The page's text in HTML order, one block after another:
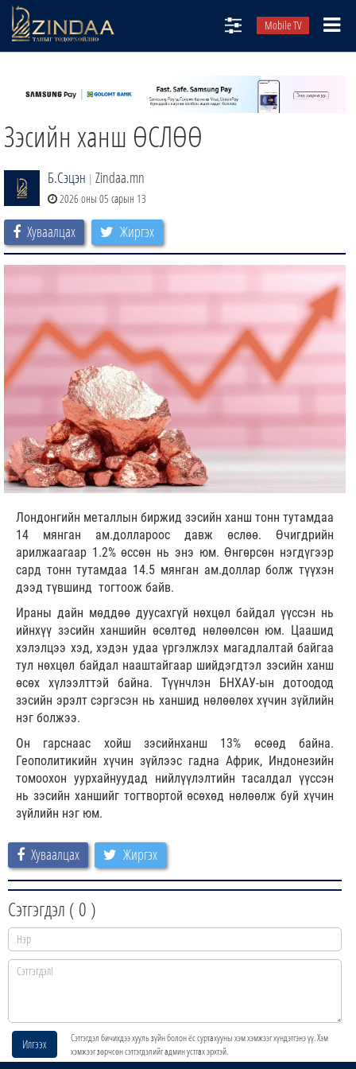
Mobile TV
ТВ8
ӨГЛӨӨНИЙ СОНИН
ЗИНДАА СЭТГҮҮЛ
Зэсийн ханш ӨСЛӨӨ
Б.Сэцэн | Zindaa.mn
2026 оны 05 сарын 13
Хуваалцах Жиргэх
Лондонгийн металлын биржид зэсийн ханш тонн тутамдаа
14 мянган ам.доллароос давж өслөө. Өчигдрийн
арилжаагаар 1.2% өссөн нь энэ юм. Өнгөрсөн нэгдүгээр
сард тонн тутамдаа 14.5 мянган ам.доллар болж түүхэн
дээд түвшинд тогтоож байв.
Ираны дайн мөддөө дуусахгүй нөхцөл байдал үүссэн нь
ийнхүү зэсийн ханшийн өсөлтөд нөлөөлсөн юм. Цаашид
хэлэлцээ хэд, хэдэн удаа үргэлжлэх магадлалтай байгаа
тул нөхцөл байдал нааштайгаар шийдэгдтэл зэсийн ханш
өсөх хүлээлттэй байна. Түүнчлэн БНХАУ-ын дотоодод
зэсийн эрэлт сэргэсэн нь ханшид нөлөөлөх хүчин зүйлийн
нэг болжээ.
Он гарснаас хойш зэсийнханш 13% өсөөд байна.
Геополитикийн хүчин зүйлээс гадна Африк, Индонезийн
томоохон уурхайнуудад нийлүүлэлтийн тасалдал үүссэн
нь зэсийн ханшийг тогтвортой өсөхөд нөлөөлж буй хүчин
зүйлийн нэг юм.
Хуваалцах Жиргэх
Сэтгэгдэл ( 0 )
Илгээх
Сэтгэгдэл бичихдээ хууль зүйн болон ёс суртахууны хэм хэмжээг хүндэтгэнэ үү. Хэм
хэмжээг зөрчсөн сэтгэгдэлийг админ устгах эрхтэй.